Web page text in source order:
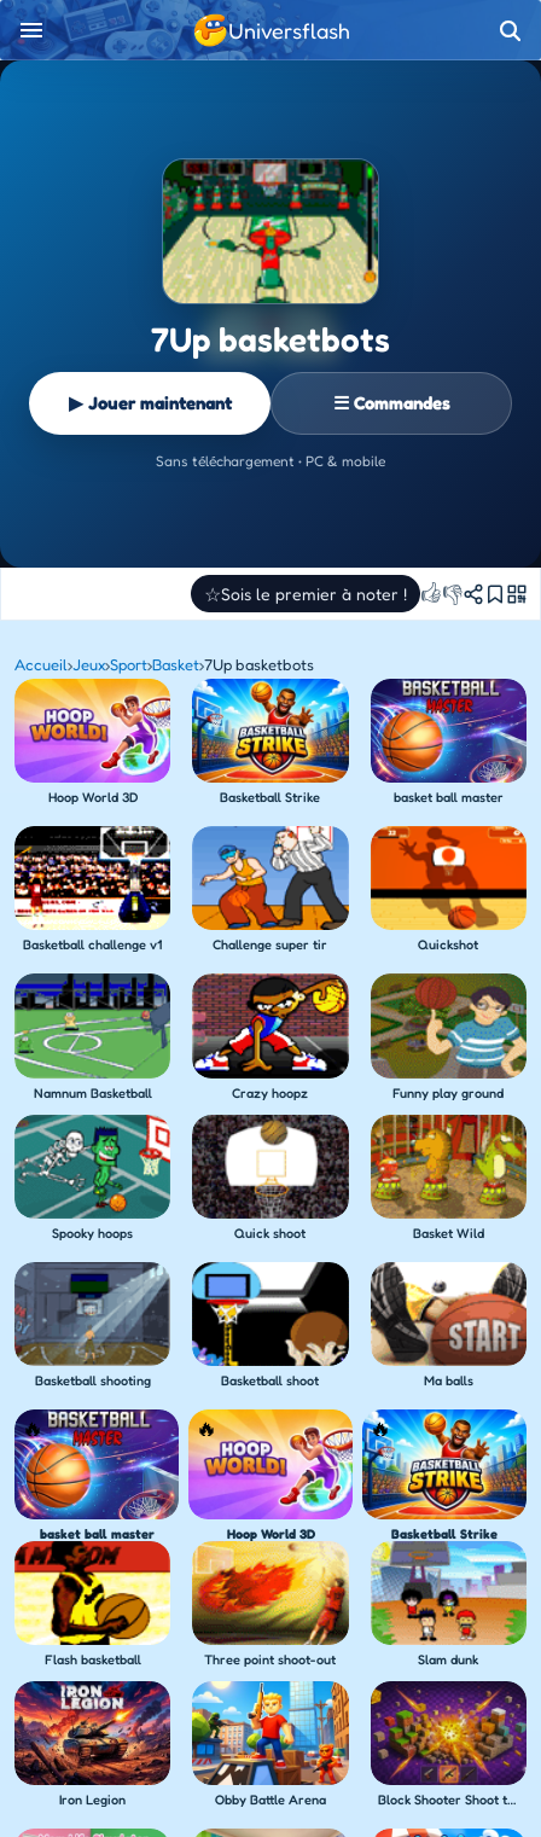
Universflash
7Up basketbots
▶ Jouer maintenant ☰ Commandes
Sans téléchargement • PC & mobile
☆Sois le premier à noter ! 👍👎
Accueil›Jeux›Sport›Basket›7Up basketbots
Hoop World 3D Basketball Strike basket ball master
Basketball challenge v1 Challenge super tir Quickshot
Namnum Basketball Crazy hoopz Funny play ground
Spooky hoops Quick shoot Basket Wild
Basketball shooting Basketball shoot Ma balls
basket ball master Hoop World 3D Basketball Strike
Flash basketball Three point shoot-out Slam dunk
Iron Legion Obby Battle Arena Block Shooter Shoot the Blocks!